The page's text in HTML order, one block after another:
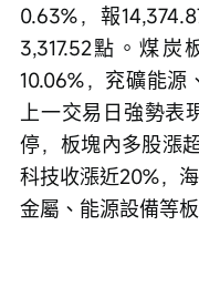
0.63%，報
3,317.52點。煤
10.06%，兖礦能
上一交易日強勢表
停，板塊內多股漲
科技收漲近20%，
金屬、能源設備等